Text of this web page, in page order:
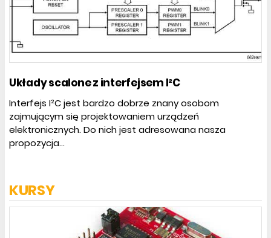
Układy scalone z interfejsem I²C
Interfejs I²C jest bardzo dobrze znany osobom
zajmującym się projektowaniem urządzeń
elektronicznych. Do nich jest adresowana nasza
propozycja...
KURSY